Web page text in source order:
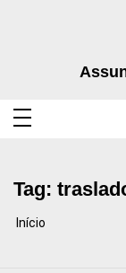
Tag:
Início